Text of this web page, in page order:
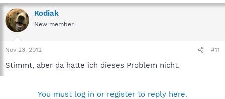
Kodiak
New member
Nov 23, 2012 #11
Stimmt, aber da hatte ich dieses Problem nicht.
You must log in or register to reply here.